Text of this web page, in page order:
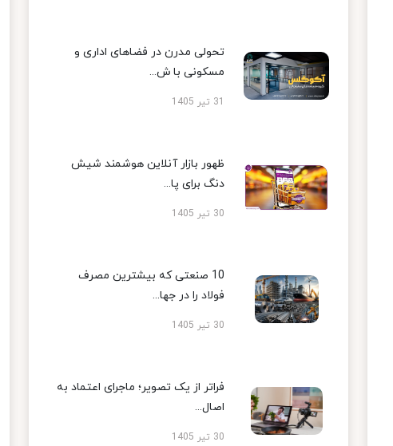
تحولی مدرن در فضاهای اداری و
مسکونی با ش...
31 تیر 1405
ظهور بازار آنلاین هوشمند شیش
دنگ برای پا...
30 تیر 1405
10 صنعتی که بیشترین مصرف
فولاد را در جها...
30 تیر 1405
فراتر از یک تصویر؛ ماجرای اعتماد به
اصال...
30 تیر 1405